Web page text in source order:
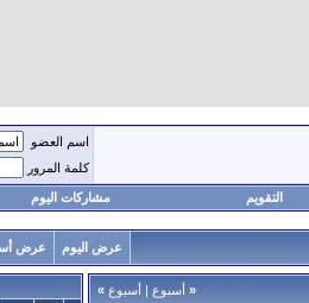
اسم العضو
كلمة المرور
التقويم مشاركات اليوم
عرض اليوم عرض
« أسبوع | أسبوع »